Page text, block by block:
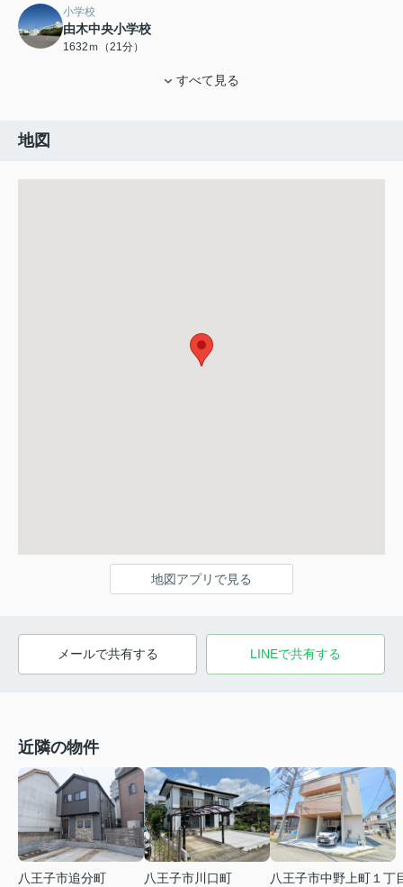
小学校
由木中央小学校
1632ｍ（21分）
すべて見る
地図
地図アプリで見る
メールで共有する LINEで共有する
近隣の物件
八王子市追分町
八王子市川口町
八王子市中野上町１丁